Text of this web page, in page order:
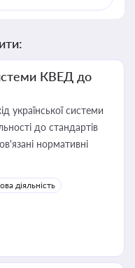
КВЕД до
української системи
до стандартів
нормативні
діяльність